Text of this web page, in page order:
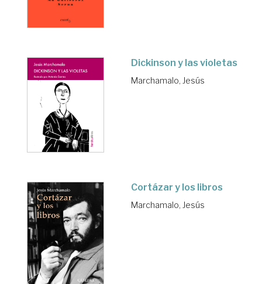
Dickinson y las violetas
Marchamalo, Jesús
Cortázar y los libros
Marchamalo, Jesús